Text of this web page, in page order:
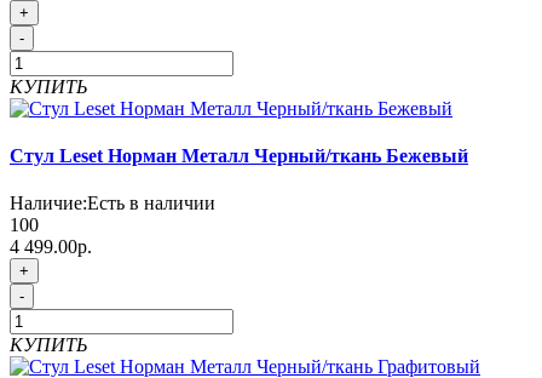
+
-
КУПИТЬ
Стул Leset Норман Металл Черный/ткань Бежевый
Наличие:Есть в наличии
100
4 499.00р.
+
-
КУПИТЬ